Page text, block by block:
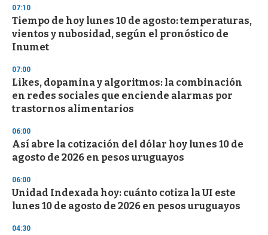
d
s
07:10
Tiempo de hoy lunes 10 de agosto: temperaturas,
vientos y nubosidad, según el pronóstico de
Inumet
07:00
Likes, dopamina y algoritmos: la combinación
en redes sociales que enciende alarmas por
trastornos alimentarios
06:00
Así abre la cotización del dólar hoy lunes 10 de
agosto de 2026 en pesos uruguayos
06:00
Unidad Indexada hoy: cuánto cotiza la UI este
lunes 10 de agosto de 2026 en pesos uruguayos
04:30